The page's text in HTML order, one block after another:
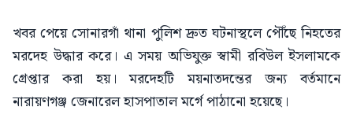
খবর পেয়ে সোনারগাঁ থানা পুলিশ দ্রুত ঘটনাস্থলে পৌঁছে নিহতের
মরদেহ উদ্ধার করে। এ সময় অভিযুক্ত স্বামী রবিউল ইসলামকে
গ্রেপ্তার করা হয়। মরদেহটি ময়নাতদন্তের জন্য বর্তমানে
নারায়ণগঞ্জ জেনারেল হাসপাতাল মর্গে পাঠানো হয়েছে।